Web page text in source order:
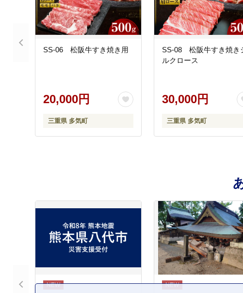
SS-06 松阪牛すき焼き用
20,000円
三重県 多気町
SS-08 松阪牛すき焼き
ルクロース
30,000円
三重県 多気町